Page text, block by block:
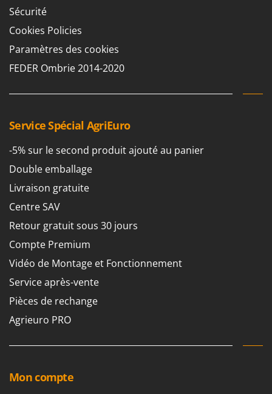
Sécurité
Cookies Policies
Paramètres des cookies
FEDER Ombrie 2014-2020
Service Spécial AgriEuro
-5% sur le second produit ajouté au panier
Double emballage
Livraison gratuite
Centre SAV
Retour gratuit sous 30 jours
Compte Premium
Vidéo de Montage et Fonctionnement
Service après-vente
Pièces de rechange
Agrieuro PRO
Mon compte